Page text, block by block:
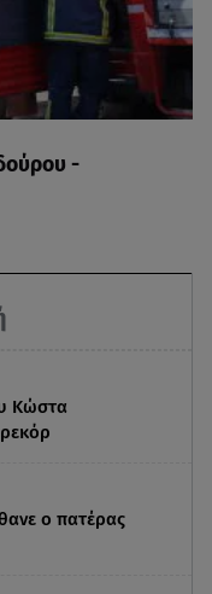
Κώστα
ο πατέρας
-